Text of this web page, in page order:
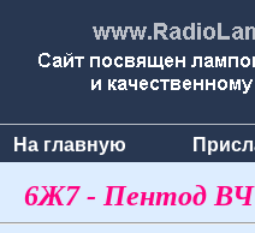
На главную
6Ж7 - Пентод ВЧ